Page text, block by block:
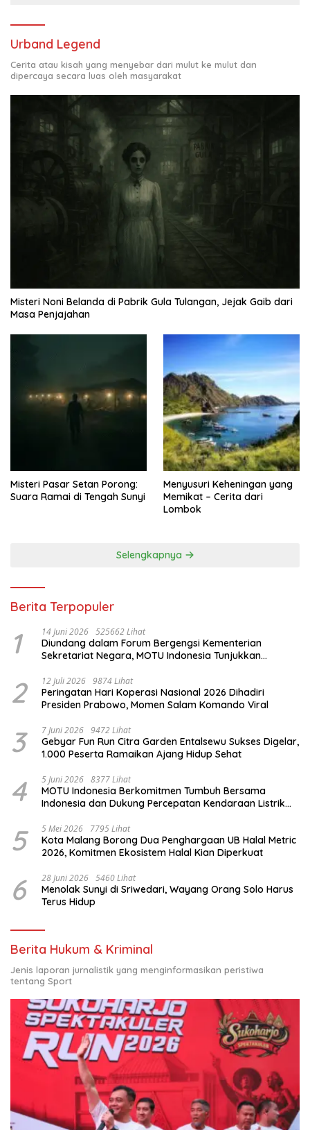
Urband Legend
Cerita atau kisah yang menyebar dari mulut ke mulut dan
dipercaya secara luas oleh masyarakat
Misteri Noni Belanda di Pabrik Gula Tulangan, Jejak Gaib dari
Masa Penjajahan
Misteri Pasar Setan Porong:
Suara Ramai di Tengah Sunyi
Menyusuri Keheningan yang
Memikat – Cerita dari
Lombok
Selengkapnya
Berita Terpopuler
1 14 Juni 2026 525662 Lihat
Diundang dalam Forum Bergengsi Kementerian
Sekretariat Negara, MOTU Indonesia Tunjukkan
2 12 Juli 2026 9874 Lihat
Peringatan Hari Koperasi Nasional 2026 Dihadiri
Presiden Prabowo, Momen Salam Komando Viral
3 7 Juni 2026 9472 Lihat
Gebyar Fun Run Citra Garden Entalsewu Sukses Digelar,
1.000 Peserta Ramaikan Ajang Hidup Sehat
4 5 Juni 2026 8377 Lihat
MOTU Indonesia Berkomitmen Tumbuh Bersama
Indonesia dan Dukung Percepatan Kendaraan Listrik
5 5 Mei 2026 7795 Lihat
Kota Malang Borong Dua Penghargaan UB Halal Metric
2026, Komitmen Ekosistem Halal Kian Diperkuat
6 28 Juni 2026 5460 Lihat
Menolak Sunyi di Sriwedari, Wayang Orang Solo Harus
Terus Hidup
Berita Hukum & Kriminal
Jenis laporan jurnalistik yang menginformasikan peristiwa
tentang Sport